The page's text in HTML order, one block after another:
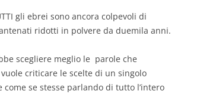
gli ebrei sono ancora colpevoli di
ridotti in polvere da duemila anni.
scegliere meglio le parole che
criticare le scelte di un singolo
se stesse parlando di tutto l’intero